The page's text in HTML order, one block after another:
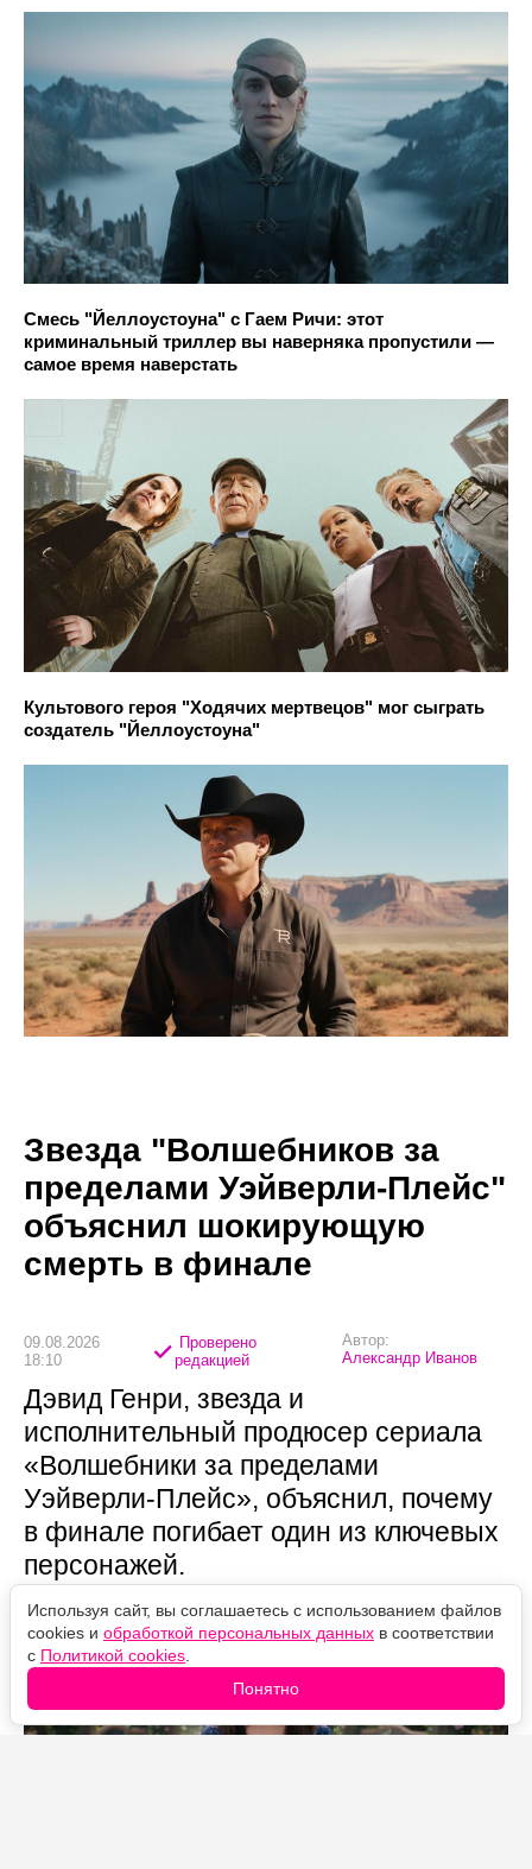
Смесь "Йеллоустоуна" с Гаем Ричи: этот
криминальный триллер вы наверняка пропустили —
самое время наверстать
Культового героя "Ходячих мертвецов" мог сыграть
создатель "Йеллоустоуна"
Звезда "Волшебников за
пределами Уэйверли-Плейс"
объяснил шокирующую
смерть в финале
09.08.2026
18:10
Проверено
редакцией
Автор:
Александр Иванов
Дэвид Генри, звезда и
исполнительный продюсер сериала
«Волшебники за пределами
Уэйверли-Плейс», объяснил, почему
в финале погибает один из ключевых
персонажей.
Используя сайт, вы соглашаетесь с использованием файлов
cookies и обработкой персональных данных в соответствии
с Политикой cookies
Понятно